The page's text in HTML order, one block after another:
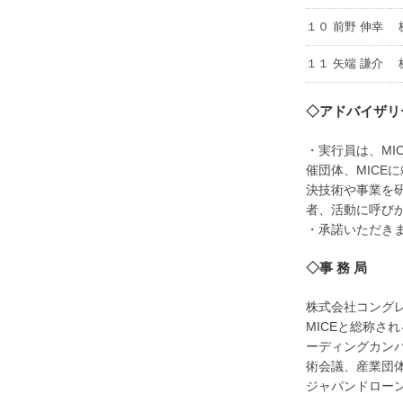
１０ 前野 伸幸
１１ 矢端 謙介
◇アドバイザリ
・実行員は、
催団体、MICE
決技術や事業を
者、活動に呼び
・承諾いただき
◇事 務 局
株式会社コング
MICEと総称さ
ーディングカン
術会議、産業団
ジャパンドロー